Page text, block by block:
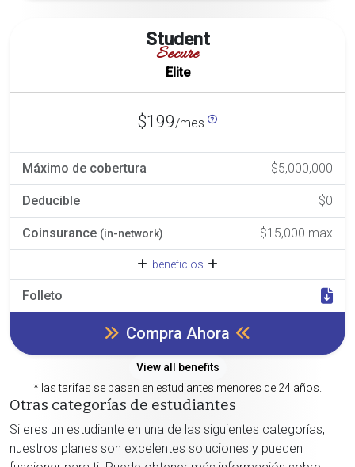
Student
Secure
Elite
$199/mes
Máximo de cobertura $5,000,000
Deducible $0
Coinsurance (in-network) $15,000 max
beneficios
Folleto
Compra Ahora
View all benefits
* las tarifas se basan en estudiantes menores de 24 años.
Otras categorías de estudiantes
Si eres un estudiante en una de las siguientes categorías,
nuestros planes son excelentes soluciones y pueden